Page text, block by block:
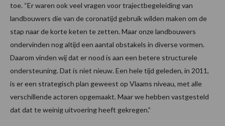
toe. “Er waren ook veel vragen voor trajectbegeleiding van
landbouwers die van de coronatijd gebruik wilden maken om de
stap naar de korte keten te zetten. Maar onze landbouwers
ondervinden nog altijd een aantal obstakels in diverse vormen.
Daarom vinden wij dat er nood is aan een betere structurele
ondersteuning. Dat is niet nieuw. Een hele tijd geleden, in 2011,
is er een strategisch plan geweest op Vlaams niveau, met alle
verschillende actoren opgemaakt. Maar we hebben vastgesteld
dat dat te weinig uitvoering heeft gekregen.”